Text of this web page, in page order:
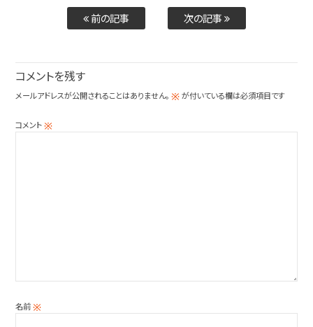
前の記事 次の記事
コメントを残す
メールアドレスが公開されることはありません。 ※が付いている欄は必須項目です
コメント※
名前※